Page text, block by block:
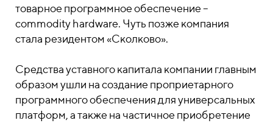
товарное программное обеспечение –
commodity hardware. Чуть позже компания
стала резидентом «Сколково».
Средства уставного капитала компании главным
образом ушли на создание проприетарного
программного обеспечения для универсальных
платформ, а также на частичное приобретение